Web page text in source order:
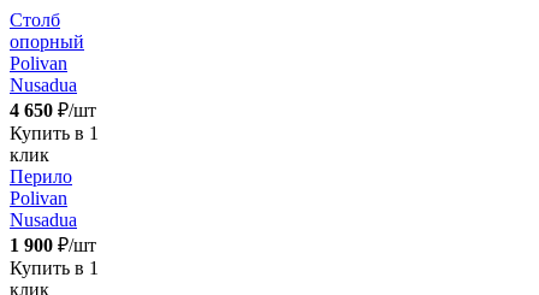
Столб
опорный
Polivan
Nusadua
4 650 ₽/шт
Купить в 1
клик
Перило
Polivan
Nusadua
1 900 ₽/шт
Купить в 1
клик